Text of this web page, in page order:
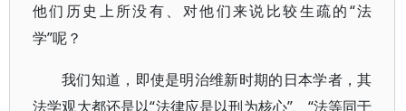
他们历史上所没有、对他们来说比较生疏的“法
学”呢？
我们知道，即使是明治维新时期的日本学者，其
法学观大都还是以“法律应是以刑为核心”、“法等同于